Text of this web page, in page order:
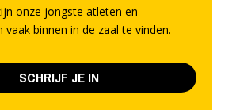
onze jongste atleten en
binnen in de zaal te vinden.
SCHRIJF JE IN